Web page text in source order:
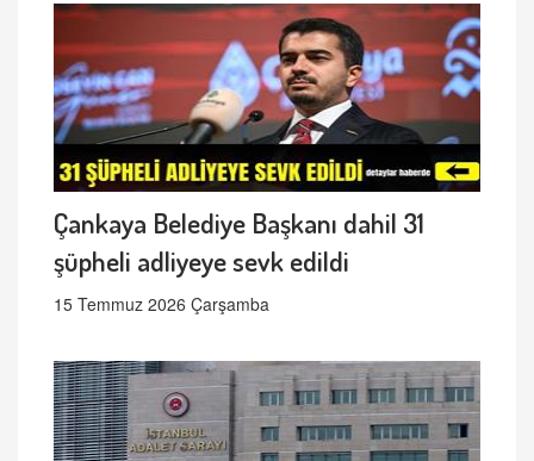
Çankaya Belediye Başkanı dahil 31
şüpheli adliyeye sevk edildi
15 Temmuz 2026 Çarşamba